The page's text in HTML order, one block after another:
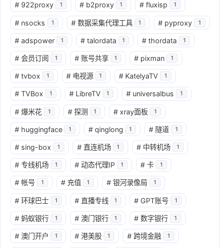
# 922proxy 1 # b2proxy 1 # fluxisp 1
# nsocks 1 # 数据采集代理工具 1 # pyproxy 1
# adspower 1 # talordata 1 # thordata 1
# 会员订阅 1 # 账号共享 1 # pixman 1
# tvbox 1 # 电视源 1 # KatelyaTV 1
# TVBox 1 # LibreTV 1 # universalbus 1
# 爆米花 1 # 探测 1 # xray面板 1
# huggingface 1 # qinglong 1 # 隧道 1
# sing-box 1 # 直连机场 1 # 中转机场 1
# 专线机场 1 # 动态代理IP 1 # 卡 1
# 帐号 1 # 充值 1 # 银河录像局 1
# 环球巴士 1 # 直播专线 1 # GPT账号 1
# 蚂蚁银行 1 # 澳门银行 1 # 数字银行 1
# 澳门开户 1 # 港美股 1 # 跨境金融 1